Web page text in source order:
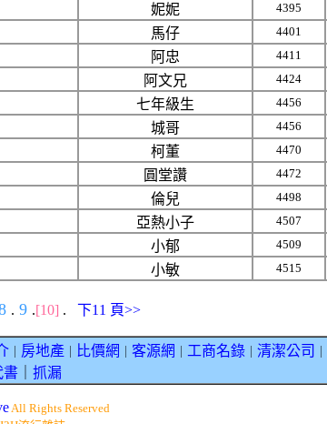
妮妮 4395
馬仔 4401
阿忠 4411
阿文兄 4424
七年級生 4456
城哥 4456
柯董 4470
圓堂讚 4472
倫兒 4498
亞熱小子 4507
小郁 4509
小敏 4515
. 9 .[10] . 下11 頁>>
｜ 房地產｜ 比價網 客源網 工商名錄｜ 清潔公司
書 抓漏
All Rights Reserved